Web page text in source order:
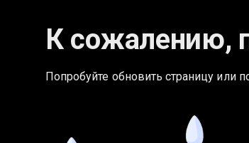
К сожалению,
Попробуйте обновить страницу или